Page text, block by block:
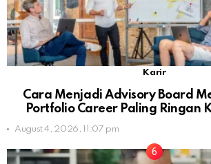
Karir
Cara Menjadi Advisory Board
Portfolio Career Paling Ringan
August 4, 2026, 11:07 pm